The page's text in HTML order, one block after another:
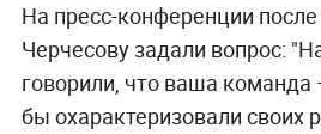
На пресс-конференции
Черчесову задали вопрос:
говорили, что ваша
бы охарактеризовали своих